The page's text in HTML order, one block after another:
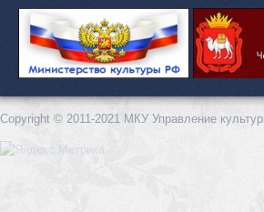
Copyright © 2011-2021 МКУ Управление